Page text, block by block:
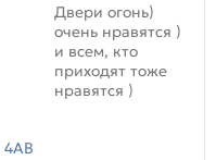
Двери огонь)
очень нравятся )
и всем, кто
приходят тоже
нравятся )